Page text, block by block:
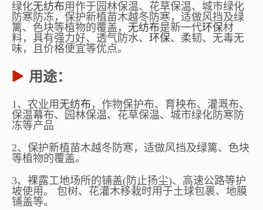
绿化无纺布用作于园林保温、花草保温、城市绿化
防寒防冻，保护新植苗木越冬防寒，适做风挡及绿
篱、色块等植物的覆盖， 无纺布是新一代环保材
料，具有强力好、透气防水、 环保、柔韧、无毒无
味，且价格便宜等优点。
用途：
1、农业用 无纺布 ，作物保护布、育秧布、灌溉布、
保温幕布、园林保温、花草保温、城市绿化防寒防
冻等产品
2、保护新植苗木越冬防寒，适做风挡及绿篱、色块
等植物的覆盖。
3、裸露工地场所的铺盖(防止扬尘)、高速公路等护
坡使用。 包树、花灌木移栽时用于土球包裹、地膜
铺盖等。